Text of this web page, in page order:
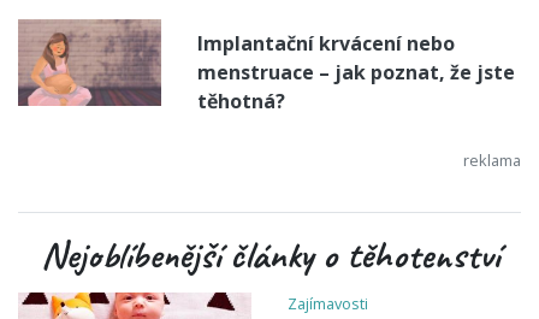
Implantační krvácení nebo
menstruace – jak poznat, že jste
těhotná?
Nejoblíbenější články o těhotenství
Zajímavosti